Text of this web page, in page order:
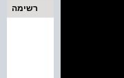
רשימה